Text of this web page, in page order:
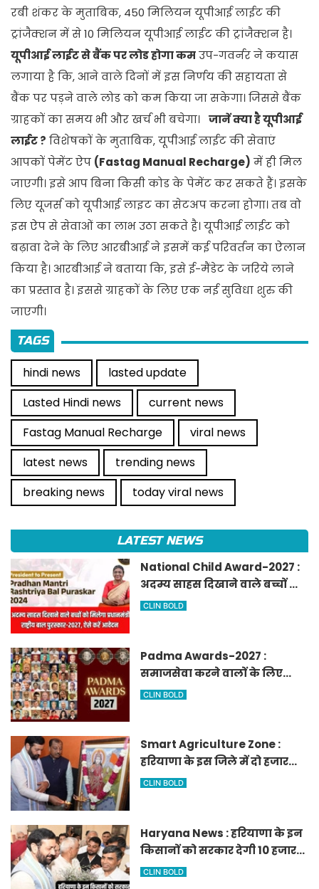
रबी शंकर के मुताबिक, 450 मिलियन यूपीआई लाईट की
ट्रांजैक्शन में से 10 मिलियन यूपीआई लाईट की ट्रांजैक्शन है।
यूपीआई लाईट से बैंक पर लोड होगा कमउप-गवर्नर ने कयास
लगाया है कि, आने वाले दिनों में इस निर्णय की सहायता से
बैंक पर पड़ने वाले लोड को कम किया जा सकेगा। जिससे बैंक
ग्राहकों का समय भी और खर्च भी बचेगा। जानें क्या है यूपीआई
लाईट ? विशेषकों के मुताबिक, यूपीआई लाईट की सेवाएं
आपकों पेमेंट ऐप (Fastag Manual Recharge) में ही मिल
जाएगी। इसे आप बिना किसी कोड के पेमेंट कर सकते हैं। इसके
लिए यूजर्स को यूपीआई लाइट का सेटअप करना होगा। तब वो
इस ऐप से सेवाओं का लाभ उठा सकते है। यूपीआई लाईट को
बढ़ावा देने के लिए आरबीआई ने इसमें कई परिवर्तन का ऐलान
किया है। आरबीआई ने बताया कि, इसे ई-मैंडेट के जरिये लाने
का प्रस्ताव है। इससे ग्राहकों के लिए एक नई सुविधा शुरु की
जाएगी।
TAGS
hindi news
lasted update
Lasted Hindi news
current news
Fastag Manual Recharge
viral news
latest news
trending news
breaking news
today viral news
LATEST NEWS
National Child Award-2027 :
अदम्य साहस दिखाने वाले बच्चों को
मिलेगा प्रधानमंत्री राष्ट्रीय बाल
CLIN BOLD
Padma Awards-2027 :
समाजसेवा करने वालों के लिए
सुनेहरा मौका, गृह मंत्रालय ने
CLIN BOLD
Smart Agriculture Zone :
हरियाणा के इस जिले में दो हजार
एकड़ में बनेगा स्मार्ट एग्रीकल्चर
CLIN BOLD
Haryana News : हरियाणा के इन
किसानों को सरकार देगी 10 हजार
रुपये प्रति एकड़, सीएम सैनी की
CLIN BOLD